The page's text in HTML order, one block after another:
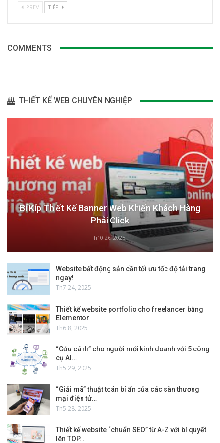
PREV TIẾP
COMMENTS
THIẾT KẾ WEB CHUYÊN NGHIỆP
Bí Kíp Thiết Kế Banner Web Khiến Khách Hàng
Phải Click
Th10 26, 2025
Website bất động sản cần tối ưu tốc độ tải trang
ngay!
Th7 24, 2025
Thiết kế website portfolio cho freelancer bằng
Elementor
Th6 8, 2025
“Cứu cánh” cho người mới kinh doanh với 5 công
cụ AI…
Th5 29, 2025
“Giải mã” thuật toán bí ẩn của các sàn thương
mại điện tử…
Th5 28, 2025
Thiết kế website “chuẩn SEO” từ A-Z với bí quyết
lên TOP…